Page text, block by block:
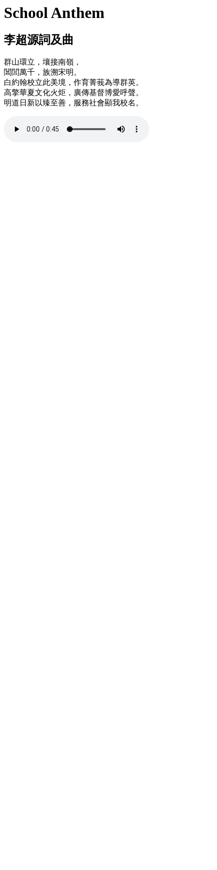
School Anthem
李超源詞及曲
群山環立，壤接南嶺，
閶閭萬千，族溯宋明。
白約翰校立此美境，作育菁莪為導群英。
高擎華夏文化火炬，廣傳基督博愛呼聲。
明道日新以臻至善，服務社會顯我校名。